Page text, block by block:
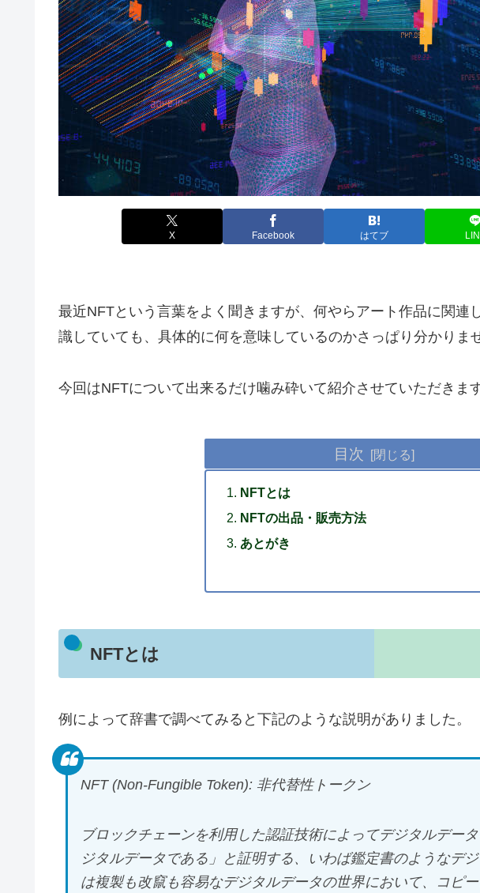
X Facebook はてブ
最近NFTという言葉をよく聞きますが、何やらアート作品に関連
識していても、具体的に何を意味しているのかさっぱり分かりま
今回はNFTについて出来るだけ噛み砕いて紹介させていただきます
目次
NFTとは
NFTの出品・販売方法
あとがき
NFTとは
例によって辞書で調べてみると下記のような説明がありました。
NFT (Non-Fungible Token): 非代替性トークン
ブロックチェーンを利用した認証技術によってデジタルデー
ジタルデータである」と証明する、いわば鑑定書のようなデ
は複製も改竄も容易なデジタルデータの世界において、コピ